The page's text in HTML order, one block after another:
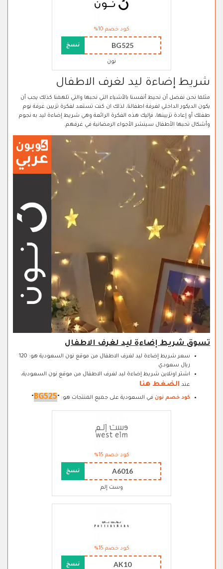
كود خصم 10%
BG525 نسخ
نون
شريط إضاءة ليد لغرف الاطفال
مثلما نحن نفضل أن نحيط أنفسنا بالأشياء التي نحبها والتي تلهمنا كذلك يجب أن
يكون الديكور الداخلي لغرفة اطفالنا، لذلك ان كنت تستعد لفكرة تزيين غرفة نوم
طفلك أو إعادة تزيينها، فإليك هذه الفكرة الرائعة وهي شريط إضاءة ليد به نجوم
وأشكال تحبها الأطفال سينشر الأجواء الرمضانية في غرفهم.
تسوق شريط إضاءة ليد لغرف الاطفال
سعر شريط إضاءة ليد لغرف الاطفال من موقع نون السعودية هو: 120
ريال سعودي
اشتر اونلاين شريط إضاءة ليد لغرف الاطفال من موقع نون السعودية،
عند الضغط هنا
كود خصم نون في السعودية على جميع المنتجات هو: "
BG525
"
كود خصم 15%
A6016 نسخ
وست إلم
كود خصم 15%
AK10 نسخ